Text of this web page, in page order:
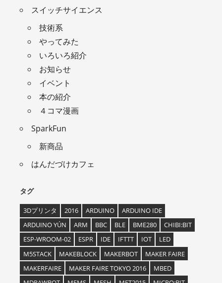
スイッチサイエンス
技術系
やってみた
いろいろ紹介
お知らせ
イベント
本の紹介
４コマ漫画
SparkFun
新商品
はんだづけカフェ
タグ
3Dプリンタ 2016 ARDUINO
ARDUINO IDE
ARDUINO YÚN
ARM BBC BLE BME280
CHIBI:BIT
ESP-WROOM-02
ESPR IDE IFTTT IOT
LED
M5STACK
MAKEBLOCK MAKERBOT
MAKER FAIRE
MAKERFAIRE
MAKER FAIRE TOKYO 2016
MBED